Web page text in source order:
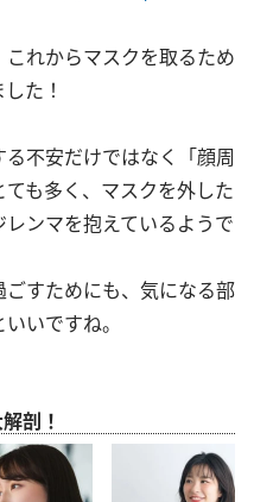
れからマスクを取るため
た！
不安だけではなく「顔周
も多く、マスクを外した
ンマを抱えているようで
すためにも、気になる部
いですね。
剖！